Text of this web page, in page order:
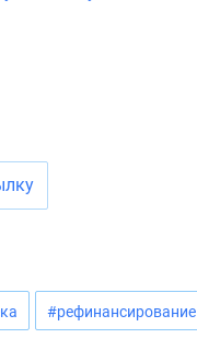
#рефинансирование